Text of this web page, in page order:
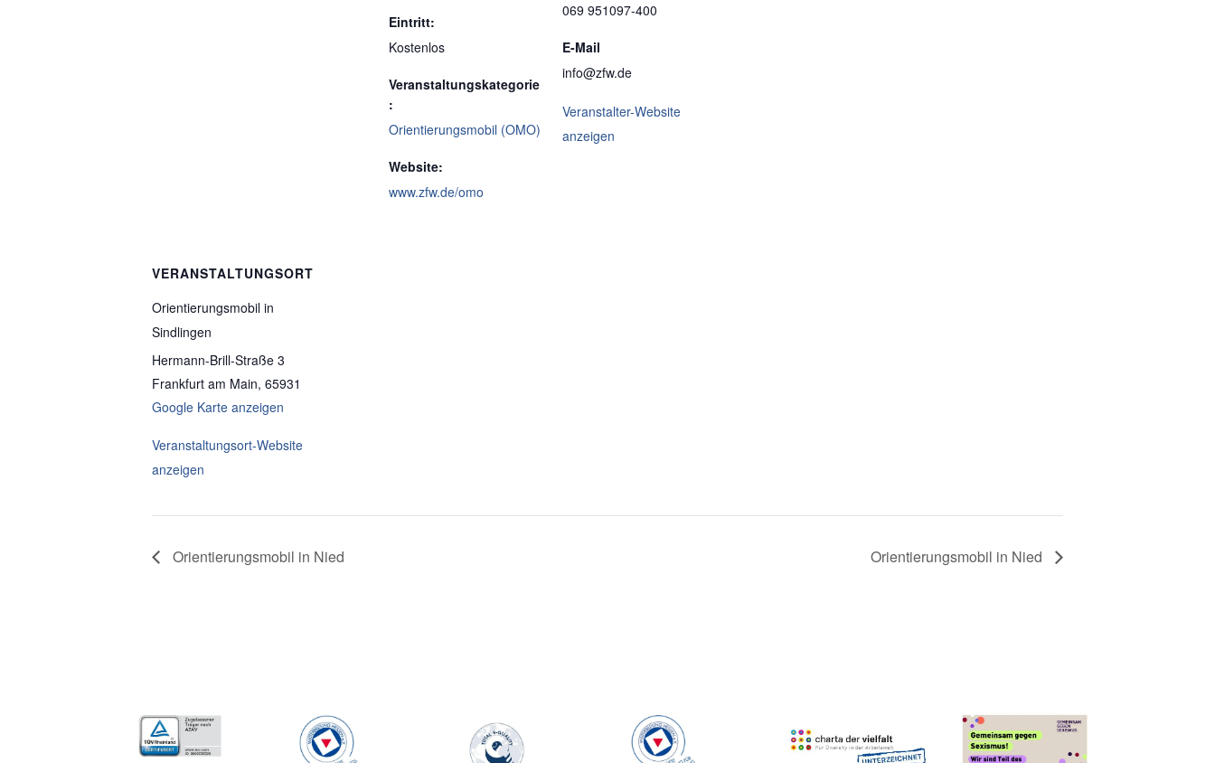
Eintritt:
Kostenlos
Veranstaltungskategorie
:
Orientierungsmobil (OMO)
Website:
www.zfw.de/omo
069 951097-400
E-Mail
info@zfw.de
Veranstalter-Website
anzeigen
VERANSTALTUNGSORT
Orientierungsmobil in
Sindlingen
Hermann-Brill-Straße 3
Frankfurt am Main, 65931
Google Karte anzeigen
Veranstaltungsort-Website
anzeigen
Orientierungsmobil in Nied Orientierungsmobil in Nied